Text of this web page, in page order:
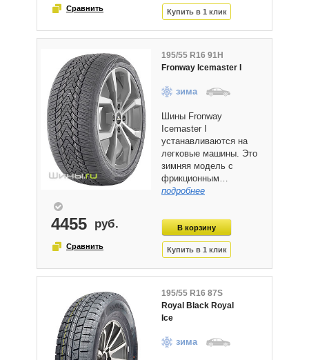
195/55 R16 91H
Fronway Icemaster I
зима
Шины Fronway
Icemaster I
устанавливаются на
легковые машины. Это
зимняя модель с
фрикционным…
подробнее
4455
195/55 R16 87S
Royal Black Royal
Ice
зима